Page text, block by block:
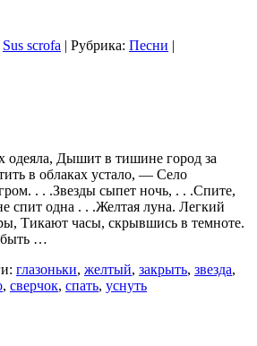
Sus scrofa | Рубрика: Песни |
одеяла, Дышит в тишине город за
в облаках устало, — Село
. . .Звезды сыпет ночь, . . .Спите,
спит одна . . .Желтая луна. Легкий
Тикают часы, скрывшись в темноте.
…
глазоньки, желтый, закрыть, звезда,
, сверчок, спать, уснуть